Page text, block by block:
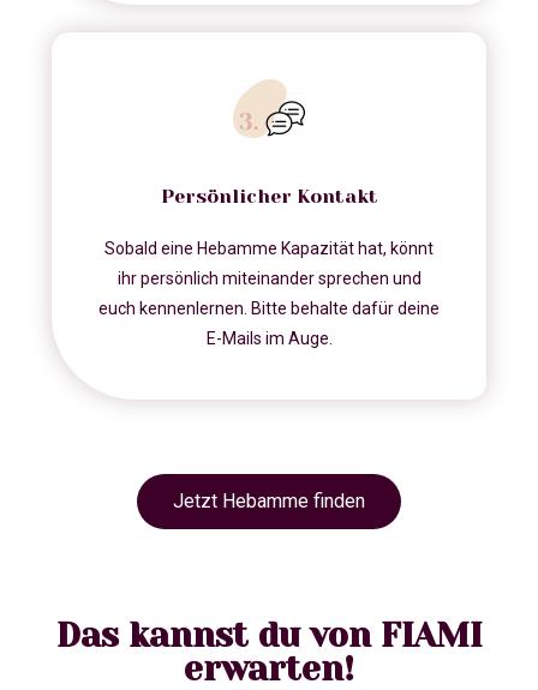
Persönlicher Kontakt
Sobald eine Hebamme Kapazität hat, könnt
ihr persönlich miteinander sprechen und
euch kennenlernen. Bitte behalte dafür deine
E-Mails im Auge.
Jetzt Hebamme finden
Das kannst du von FIAMI
erwarten!